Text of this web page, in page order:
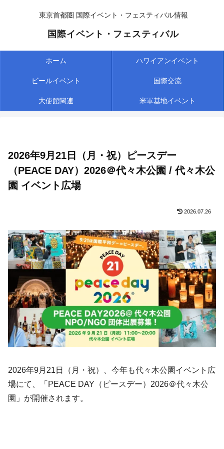
東京首都圏 国際イベント・フェスティバル情報
国際イベント・フェスティバル
ホーム ハワイアンイベント
ビールイベント 国際交流
大使館関連 米軍基地イベント
2026年9月21日（月・祝）ピースデー
（PEACE DAY）2026＠代々木公園 / 代々木公
園 イベント広場
2026.07.26
2026年9月21日（月・祝）、今年も代々木公園イベント広
場にて、「PEACE DAY（ピースデー）2026＠代々木公
園」が開催されます。